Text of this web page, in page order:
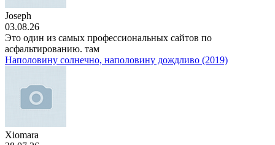
Joseph
03.08.26
Это один из самых профессиональных сайтов по
асфальтированию. там
Наполовину солнечно, наполовину дождливо (2019)
Xiomara